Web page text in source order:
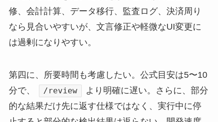
修、会計計算、データ移行、監査ログ、決済周り
なら見合いやすいが、文言修正や軽微なUI変更に
は過剰になりやすい。
第四に、所要時間も考慮したい。公式目安は5〜10
分で、
/review
より明確に遅い。さらに、部分
的な結果だけ先に返す仕様ではなく、実行中に停